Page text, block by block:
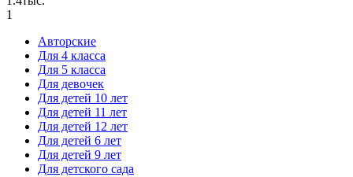
1
Авторские
Для 4 класса
Для 5 класса
Для девочек
Для детей 10 лет
Для детей 11 лет
Для детей 12 лет
Для детей 6 лет
Для детей 9 лет
Для детского сада